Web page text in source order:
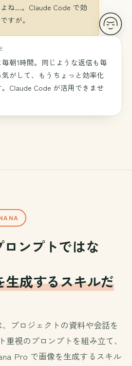
ね…。Claude Code で効
すが。
朝1時間。同じような返信も毎
がして、もうちょっと効率化
。Claude Code が活用できませ
ンプトではな
生成するスキルだ
プロジェクトの資料や会話を
重視のプロンプトを組み立て、
Pro で画像を生成するスキル